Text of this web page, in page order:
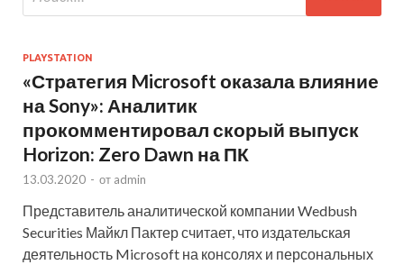
PLAYSTATION
«Стратегия Microsoft оказала влияние
на Sony»: Аналитик
прокомментировал скорый выпуск
Horizon: Zero Dawn на ПК
13.03.2020 - от admin
Представитель аналитической компании Wedbush
Securities Майкл Пактер считает, что издательская
деятельность Microsoft на консолях и персональных